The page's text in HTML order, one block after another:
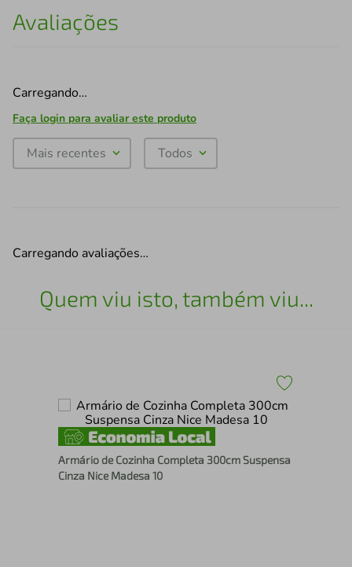
Avaliações
Carregando…
Faça login para avaliar este produto
Mais recentes Todos
Carregando avaliações…
Quem viu isto, também viu...
Armário de Cozinha Completa 300cm Suspensa
Cinza Nice Madesa 10